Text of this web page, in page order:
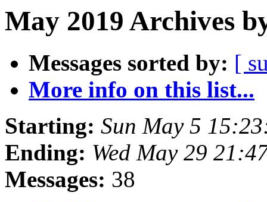
May 2019 Archives
Messages sorted by: [
More info on this list...
Starting: Sun May 5
Ending: Wed May 29
Messages: 38